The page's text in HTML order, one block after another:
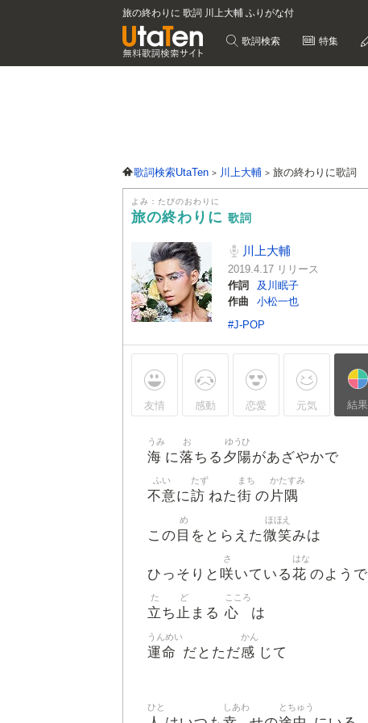
旅の終わりに 歌詞 川上大輔 ふりがな付
歌詞検索 特集
歌詞検索UtaTen 川上大輔 旅の終わりに歌詞
よみ：たびのおわりに
旅の終わりに 歌詞
川上大輔
2019.4.17 リリース
作詞
及川眠子
作曲
小松一也
#J-POP
友情 感動 恋愛 元気 結果
海
うみ
に落
お
ちる 夕陽
ゆうひ
があざやかで
不意
ふい
に訪
たず
ねた街
まち
の片隅
かたすみ
この目
め
をとらえた微笑
ほほえ
みは
ひっそりと 咲
さ
いている花
はな
のようで
立
た
ち止
ど
まる 心
こころ
は
運命
うんめい
だとただ感
かん
じて
ひと しあわ とちゅう